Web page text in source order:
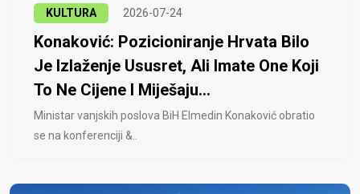
KULTURA 2026-07-24
Konaković: Pozicioniranje Hrvata Bilo
Je Izlaženje Ususret, Ali Imate One Koji
To Ne Cijene I Miješaju...
Ministar vanjskih poslova BiH Elmedin Konaković obratio
se na konferenciji &..